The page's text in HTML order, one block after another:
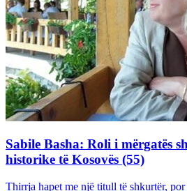
Sabile Basha: Roli i mërgatës
historike të Kosovës (55)
Thirrja hapet me një titull të shkurtër,